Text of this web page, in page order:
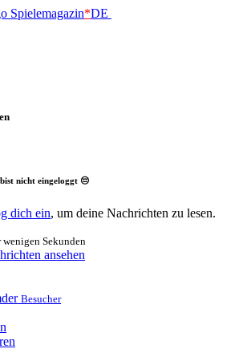
Spielemagazin*DE
nicht eingeloggt 😔
dich ein, um deine Nachrichten zu lesen.
wenigen Sekunden
ansehen
Besucher